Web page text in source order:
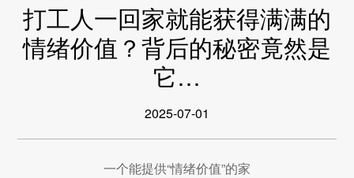
打工人一回家就能获得满满的
情绪价值？背后的秘密竟然是
它…
2025-07-01
一个能提供“情绪价值”的家